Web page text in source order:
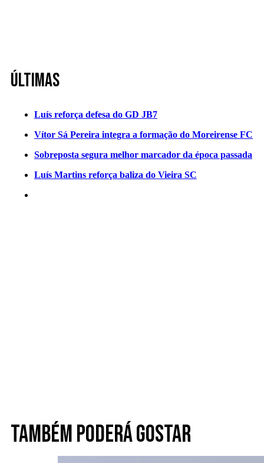
Últimas
Luís reforça defesa do GD JB7
Vítor Sá Pereira integra a formação do Moreirense FC
Sobreposta segura melhor marcador da época passada
Luís Martins reforça baliza do Vieira SC
Também poderá gostar